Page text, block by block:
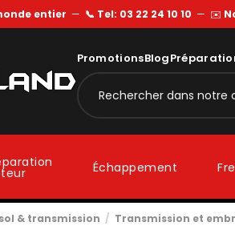
entier — 📞 Tel: 03 22 24 10 10 — ✉️
PromotionsBlog
Échappement
& transmission Transmission et